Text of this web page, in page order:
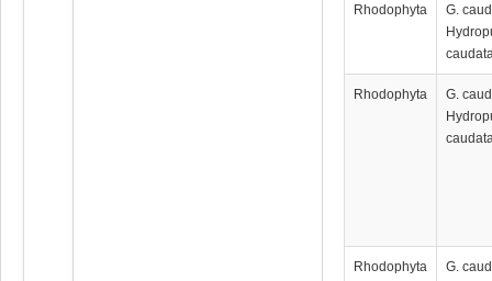
Rhodophyta
G.
Rhodophyta
G.
Rhodophyta
G.